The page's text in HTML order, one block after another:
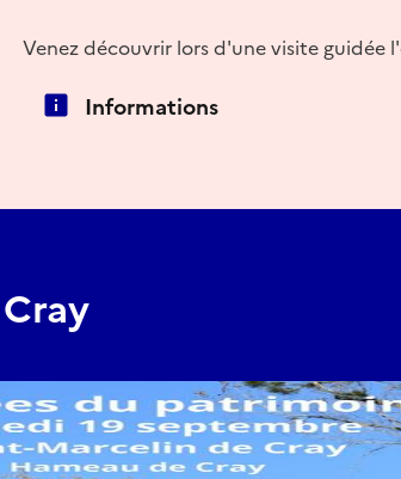
Venez découvrir lors d'une visite guidée
Informations